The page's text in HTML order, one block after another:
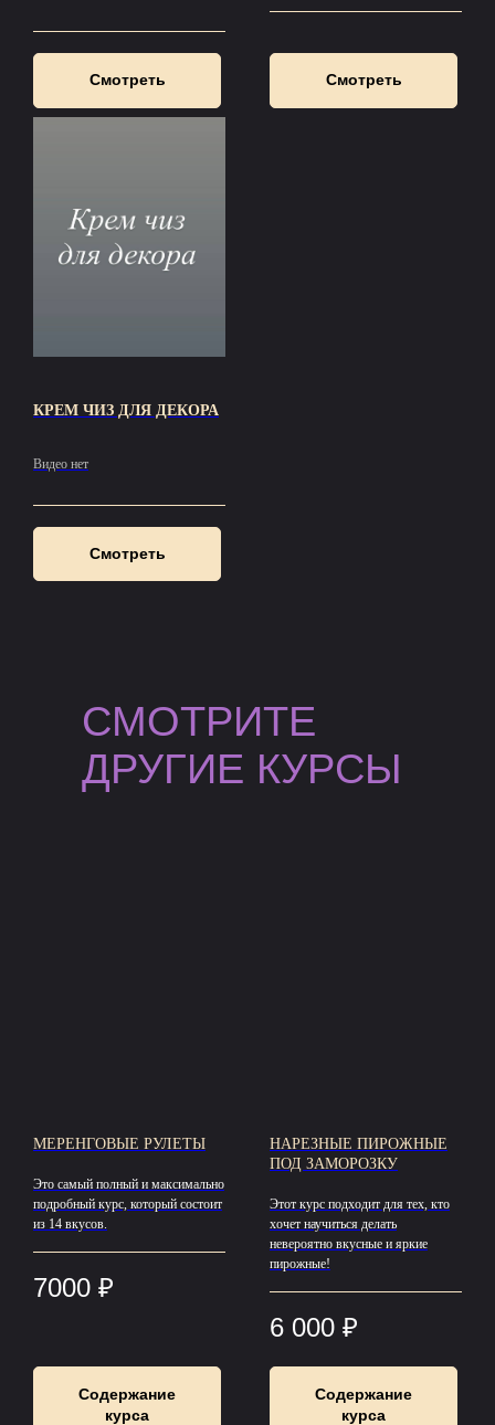
Смотреть Смотреть
КРЕМ ЧИЗ ДЛЯ ДЕКОРА
Видео нет
Смотреть
СМОТРИТЕ
ДРУГИЕ КУРСЫ
МЕРЕНГОВЫЕ РУЛЕТЫ
Это самый полный и максимально
подробный курс, который состоит
из 14 вкусов.
7000 ₽
Содержание
курса
НАРЕЗНЫЕ ПИРОЖНЫЕ
ПОД ЗАМОРОЗКУ
Этот курс подходит для тех, кто
хочет научиться делать
невероятно вкусные и яркие
пирожные!
6 000 ₽
Содержание
курса